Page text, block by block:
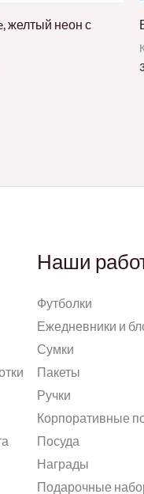
желтый неон с
Наши
Футболки
Ежедневники и
Сумки
Пакеты
Ручки
Корпоративные
Посуда
Награды
Подарочные